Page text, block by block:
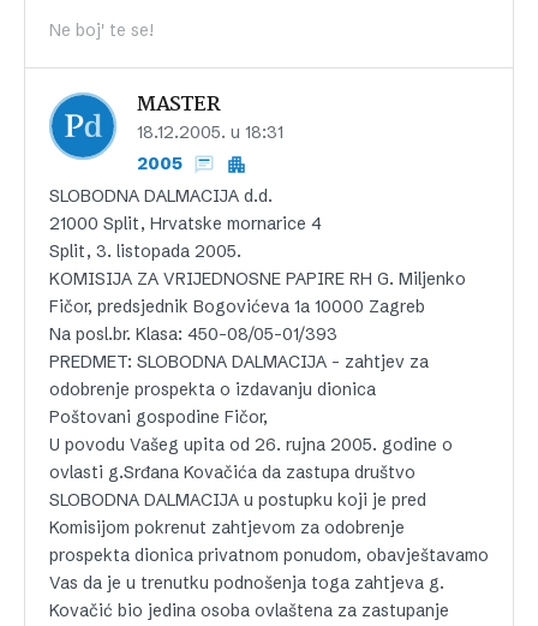
Ne boj' te se!
MASTER
18.12.2005. u 18:31
2005
SLOBODNA DALMACIJA d.d.
21000 Split, Hrvatske mornarice 4
Split, 3. listopada 2005.
KOMISIJA ZA VRIJEDNOSNE PAPIRE RH G. Miljenko
Fičor, predsjednik Bogovićeva 1a 10000 Zagreb
Na posl.br. Klasa: 450-08/05-01/393
PREDMET: SLOBODNA DALMACIJA – zahtjev za
odobrenje prospekta o izdavanju dionica
Poštovani gospodine Fičor,
U povodu Vašeg upita od 26. rujna 2005. godine o
ovlasti g.Srđana Kovačića da zastupa društvo
SLOBODNA DALMACIJA u postupku koji je pred
Komisijom pokrenut zahtjevom za odobrenje
prospekta dionica privatnom ponudom, obavještavamo
Vas da je u trenutku podnošenja toga zahtjeva g.
Kovačić bio jedina osoba ovlaštena za zastupanje